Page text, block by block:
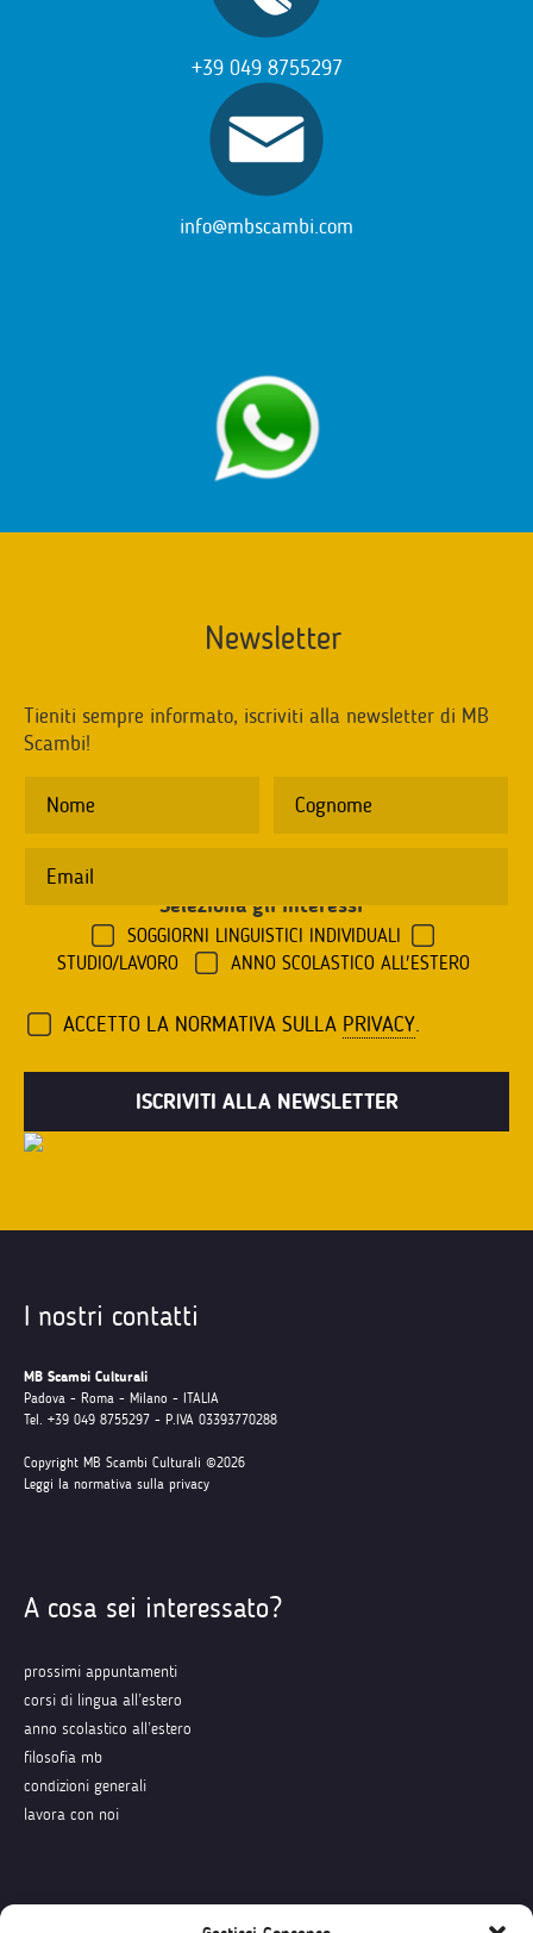
+39 049 8755297
info@mbscambi.com
Newsletter
Tieniti sempre informato, iscriviti alla newsletter di MB
Scambi!
Seleziona gli interessi
SOGGIORNI LINGUISTICI INDIVIDUALI
STUDIO/LAVORO
ANNO SCOLASTICO ALL'ESTERO
ACCETTO LA NORMATIVA SULLA PRIVACY.
I nostri contatti
MB Scambi Culturali
Padova - Roma - Milano - ITALIA
Tel. +39 049 8755297 - P.IVA 03393770288
Copyright MB Scambi Culturali ©2026
Leggi la normativa sulla privacy
A cosa sei interessato?
prossimi appuntamenti
corsi di lingua all’estero
anno scolastico all’estero
filosofia mb
condizioni generali
lavora con noi